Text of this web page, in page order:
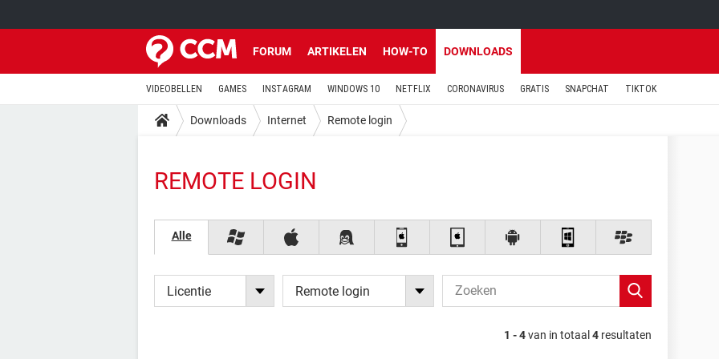
FORUM ARTIKELEN HOW-TO DOWNLOADS
VIDEOBELLEN GAMES INSTAGRAM WINDOWS 10 NETFLIX CORONAVIRUS GRATIS SNAPCHAT TIKTOK
Downloads Internet Remote login
REMOTE LOGIN
Alle
Licentie Remote login
1 - 4van in totaal4 resultaten